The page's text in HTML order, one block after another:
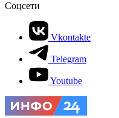
Соцсети
Vkontakte
Telegram
Youtube